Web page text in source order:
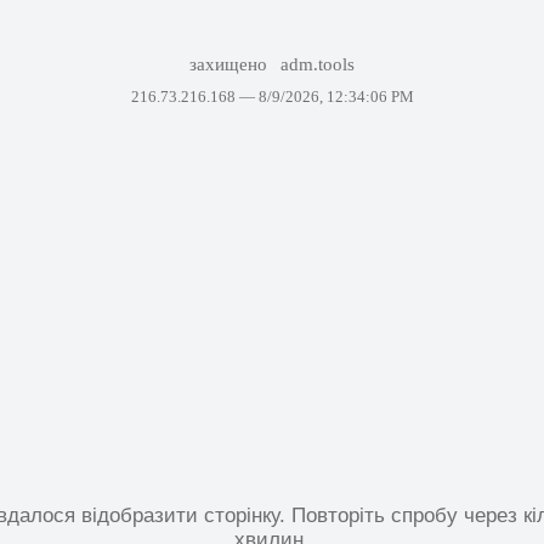
захищено adm.tools
216.73.216.168 — 8/9/2026, 12:34:06 PM
відобразити сторінку. Повторіть спробу через